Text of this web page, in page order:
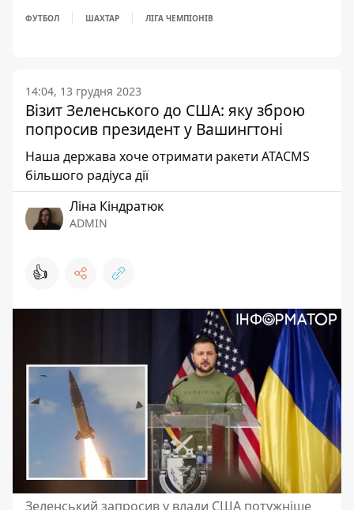
ФУТБОЛ ШАХТАР ЛІГА ЧЕМПІОНІВ
14:04, 13 грудня 2023
Візит Зеленського до США: яку зброю
попросив президент у Вашингтоні
Наша держава хоче отримати ракети ATACMS
більшого радіуса дії
Ліна Кіндратюк
ADMIN
👍
Зеленський запросив у влади США потужніше